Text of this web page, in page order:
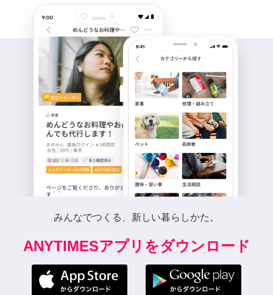
みんなでつくる、新しい暮らしかた。
ANYTIMESアプリをダウンロード